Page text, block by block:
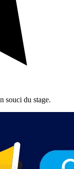
souci du stage.